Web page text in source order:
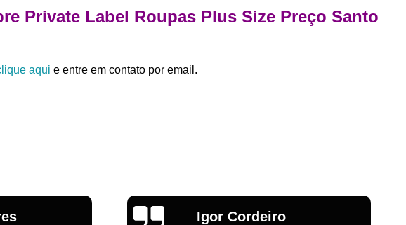
Estamparia em Camiseta de
Fábrica Camisetas
Private Label Roupas Plus Size Preço Santo
aqui e entre em contato por email.
Emília